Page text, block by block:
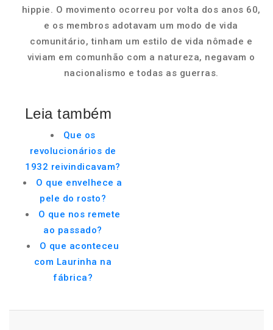
hippie. O movimento ocorreu por volta dos anos 60,
e os membros adotavam um modo de vida
comunitário, tinham um estilo de vida nômade e
viviam em comunhão com a natureza, negavam o
nacionalismo e todas as guerras.
Leia também
Que os
revolucionários de
1932 reivindicavam?
O que envelhece a
pele do rosto?
O que nos remete
ao passado?
O que aconteceu
com Laurinha na
fábrica?